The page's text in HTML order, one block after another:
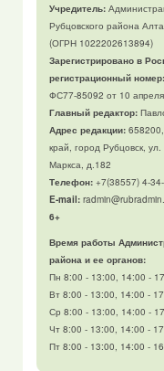
Учредитель:
Рубцовского района
(ОГРН 1022202613894)
Зарегистрировано в
регистрационный номер:
ФС77-85092 от 10 апреля
Главный редактор:
Адрес редакции:658200,
край, город Рубцовск,
Маркса, д.182
Телефон:+7(38557) 4-
E-mail:
6+
Время работы
района и ее органов:
Пн 8:00 - 13:00, 14:00 -
Вт 8:00 - 13:00, 14:00 -
Ср 8:00 - 13:00, 14:00 -
Чт 8:00 - 13:00, 14:00 -
Пт 8:00 - 13:00, 14:00 -